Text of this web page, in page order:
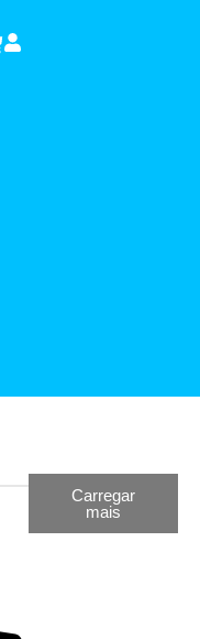
Carregar
mais